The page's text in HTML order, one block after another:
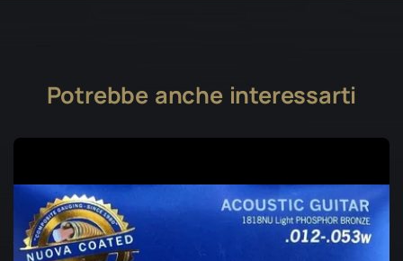
Potrebbe anche interessarti